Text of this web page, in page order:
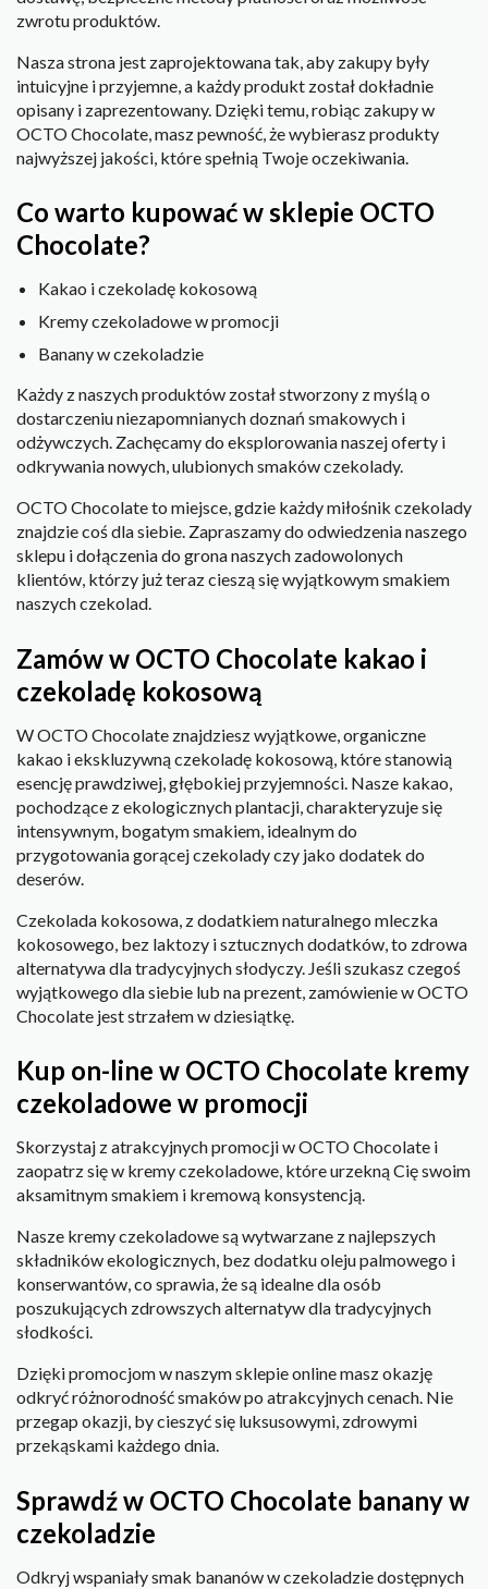
zwrotu produktów.
Nasza strona jest zaprojektowana tak, aby zakupy były
intuicyjne i przyjemne, a każdy produkt został dokładnie
opisany i zaprezentowany. Dzięki temu, robiąc zakupy w
OCTO Chocolate, masz pewność, że wybierasz produkty
najwyższej jakości, które spełnią Twoje oczekiwania.
Co warto kupować w sklepie OCTO
Chocolate?
Kakao i czekoladę kokosową
Kremy czekoladowe w promocji
Banany w czekoladzie
Każdy z naszych produktów został stworzony z myślą o
dostarczeniu niezapomnianych doznań smakowych i
odżywczych. Zachęcamy do eksplorowania naszej oferty i
odkrywania nowych, ulubionych smaków czekolady.
OCTO Chocolate to miejsce, gdzie każdy miłośnik czekolady
znajdzie coś dla siebie. Zapraszamy do odwiedzenia naszego
sklepu i dołączenia do grona naszych zadowolonych
klientów, którzy już teraz cieszą się wyjątkowym smakiem
naszych czekolad.
Zamów w OCTO Chocolate kakao i
czekoladę kokosową
W OCTO Chocolate znajdziesz wyjątkowe, organiczne
kakao i ekskluzywną czekoladę kokosową, które stanowią
esencję prawdziwej, głębokiej przyjemności. Nasze kakao,
pochodzące z ekologicznych plantacji, charakteryzuje się
intensywnym, bogatym smakiem, idealnym do
przygotowania gorącej czekolady czy jako dodatek do
deserów.
Czekolada kokosowa, z dodatkiem naturalnego mleczka
kokosowego, bez laktozy i sztucznych dodatków, to zdrowa
alternatywa dla tradycyjnych słodyczy. Jeśli szukasz czegoś
wyjątkowego dla siebie lub na prezent, zamówienie w OCTO
Chocolate jest strzałem w dziesiątkę.
Kup on-line w OCTO Chocolate kremy
czekoladowe w promocji
Skorzystaj z atrakcyjnych promocji w OCTO Chocolate i
zaopatrz się w kremy czekoladowe, które urzekną Cię swoim
aksamitnym smakiem i kremową konsystencją.
Nasze kremy czekoladowe są wytwarzane z najlepszych
składników ekologicznych, bez dodatku oleju palmowego i
konserwantów, co sprawia, że są idealne dla osób
poszukujących zdrowszych alternatyw dla tradycyjnych
słodkości.
Dzięki promocjom w naszym sklepie online masz okazję
odkryć różnorodność smaków po atrakcyjnych cenach. Nie
przegap okazji, by cieszyć się luksusowymi, zdrowymi
przekąskami każdego dnia.
Sprawdź w OCTO Chocolate banany w
czekoladzie
Odkryj wspaniały smak bananów w czekoladzie dostępnych